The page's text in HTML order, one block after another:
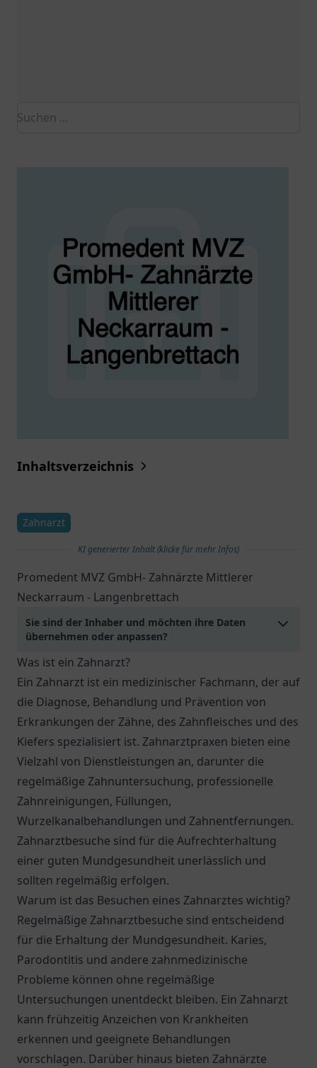
Inhaltsverzeichnis
Zahnarzt
KI generierter Inhalt (klicke für mehr Infos)
Promedent MVZ GmbH- Zahnärzte Mittlerer
Neckarraum - Langenbrettach
Sie sind der Inhaber und möchten ihre Daten
übernehmen oder anpassen?
Was ist ein Zahnarzt?
Ein Zahnarzt ist ein medizinischer Fachmann, der auf
die Diagnose, Behandlung und Prävention von
Erkrankungen der Zähne, des Zahnfleisches und des
Kiefers spezialisiert ist. Zahnarztpraxen bieten eine
Vielzahl von Dienstleistungen an, darunter die
regelmäßige Zahnuntersuchung, professionelle
Zahnreinigungen, Füllungen,
Wurzelkanalbehandlungen und Zahnentfernungen.
Zahnarztbesuche sind für die Aufrechterhaltung
einer guten Mundgesundheit unerlässlich und
sollten regelmäßig erfolgen.
Warum ist das Besuchen eines Zahnarztes wichtig?
Regelmäßige Zahnarztbesuche sind entscheidend
für die Erhaltung der Mundgesundheit. Karies,
Parodontitis und andere zahnmedizinische
Probleme können ohne regelmäßige
Untersuchungen unentdeckt bleiben. Ein Zahnarzt
kann frühzeitig Anzeichen von Krankheiten
erkennen und geeignete Behandlungen
vorschlagen. Darüber hinaus bieten Zahnärzte